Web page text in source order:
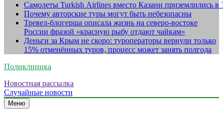
Самолеты Turkish Airlines вместо Казани приземлились в
Почему авторские туры могут быть небезопасны
Тревел-блогерша описала жизнь на северо-востоке
России фразой «красную рыбу отдают чайкам»
Деньги за Крым не скоро: туроператоры вернули только
15% отменённых туров, процесс может занять полгода
Поликлиника
Новостная рассылка
Случайные новости
Меню